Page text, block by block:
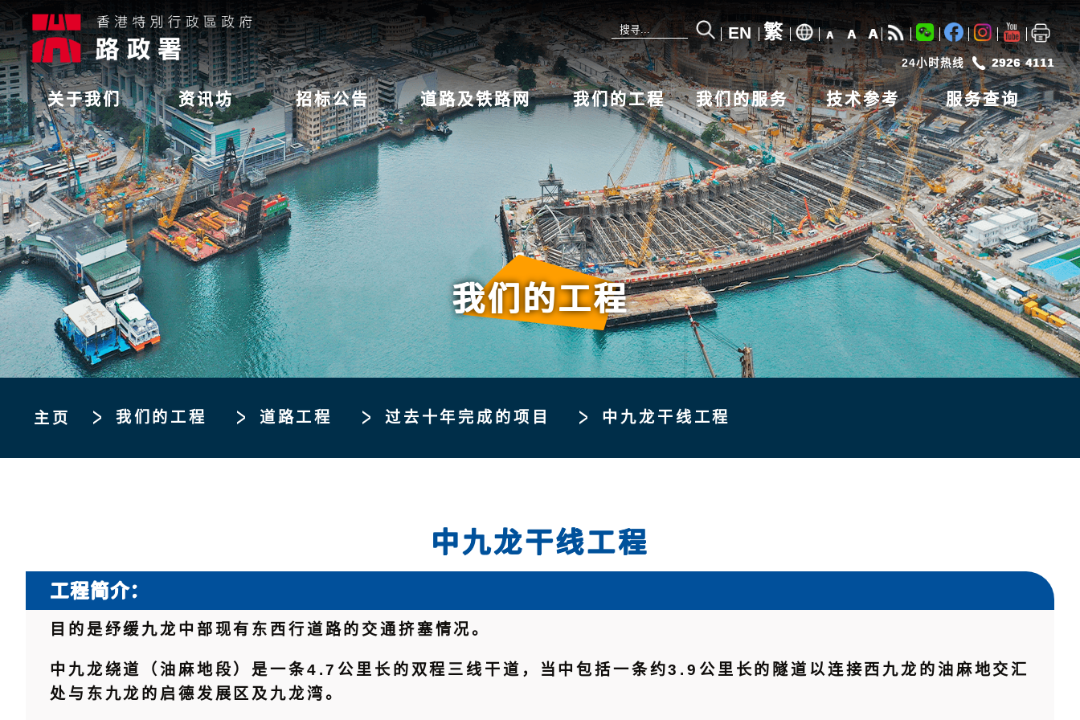
EN 繁 A A A
24小时热线 2926 4111
关于我们 资讯坊 招标公告 道路及铁路网 我们的工程 我们的服务 技术参考 服务查询
主页
我们的工程
我们的工程 道路工程 过去十年完成的项目 中九龙干线工程
中九龙干线工程
工程简介：
目的是纾缓九龙中部现有东西行道路的交通挤塞情况。
中九龙绕道（油麻地段）是一条4.7公里长的双程三线干道，当中包括一条约3.9公里长的隧道以连接西九龙的油麻地交汇
处与东九龙的启德发展区及九龙湾。